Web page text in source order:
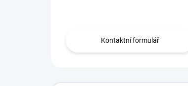
Kontaktní formulář